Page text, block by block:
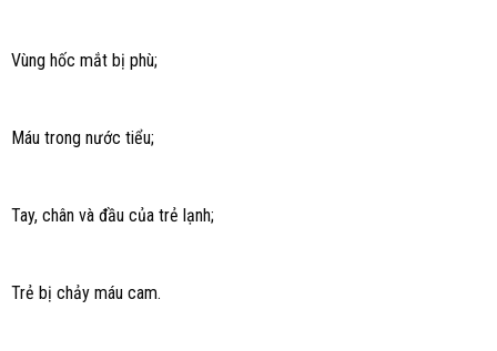
Vùng hốc mắt bị phù;
Máu trong nước tiểu;
Tay, chân và đầu của trẻ lạnh;
Trẻ bị chảy máu cam.